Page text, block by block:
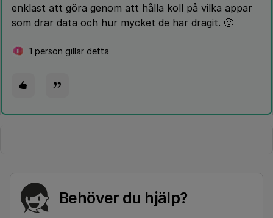
enklast att göra genom att hålla koll på vilka appar
som drar data och hur mycket de har dragit. 🙂
B 1 person gillar detta
Behöver du hjälp?